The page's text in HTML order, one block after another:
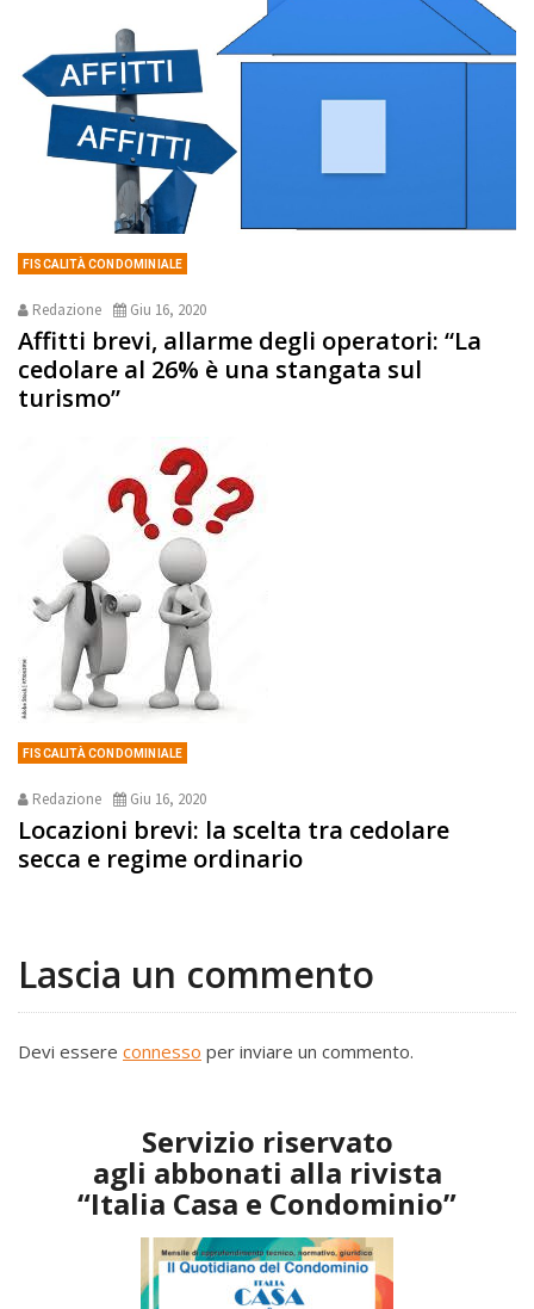
FISCALITÀ CONDOMINIALE
Redazione Giu 16, 2020
Affitti brevi, allarme degli operatori: “La
cedolare al 26% è una stangata sul
turismo”
FISCALITÀ CONDOMINIALE
Redazione Giu 16, 2020
Locazioni brevi: la scelta tra cedolare
secca e regime ordinario
Lascia un commento
Devi essere connesso per inviare un commento.
Servizio riservato
agli abbonati alla rivista
“Italia Casa e Condominio”